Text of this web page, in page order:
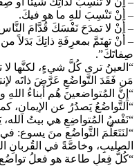
– أَنْ تَنْسِبَ للهِ ما هو فيكَ.
– أَنْ لا تمدَحَ نَفْسَكَ قُدَّامَ
– أَنْ تهتَمَّ بمعرِفَةِ ذاتِكَ بَدَلاً
صِفاتَكَ”.
“العينُ ترى كُلَّ شيءٍ، لكنَّها لا
مَن فَقَدَ التَّواضُعِ عَرَّضَ ذاتَه
“إِنَّ المُتواضعينَ هُم أَبناءُ اللهِ
“التَّواضُعُ يَصدُرُ عن الإيمانِ،
“نَفْسُ المُتواضِعِ هي بيتُ الله،
“لنَتَعَلَّمَ التَّواضُع منَ يسوع:
الصليبِ، وخاصَّةً في القُربانِ
“كُلُّ فِعلِ طاعة هو فعلُ